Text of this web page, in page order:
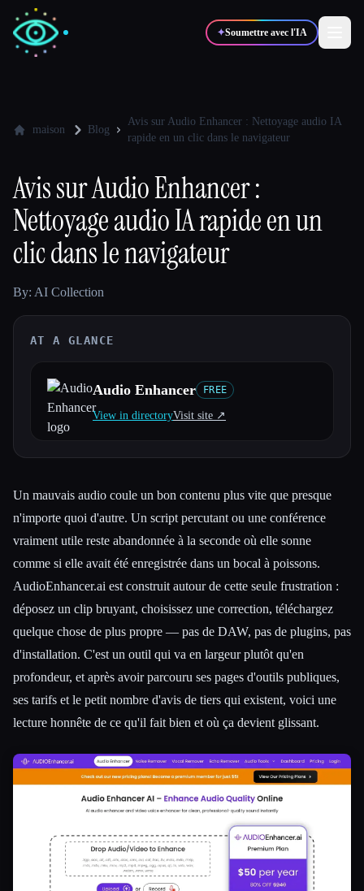
✦Soumettre avec l'IA
🎨Designers
💻 Développeurs
🎓Étudiants 🎬Créateurs
Blog
Toutes les catégories
À propos
maison Blog
Avis sur Audio Enhancer : Nettoyage audio IA
rapide en un clic dans le navigateur
Avis sur Audio Enhancer :
Nettoyage audio IA rapide en un
clic dans le navigateur
By: AI Collection
AT A GLANCE
Audio Enhancer FREE
View in directoryVisit site ↗︎
Un mauvais audio coule un bon contenu plus vite que presque
n'importe quoi d'autre. Un script percutant ou une conférence
vraiment utile reste abandonnée à la seconde où elle sonne
comme si elle avait été enregistrée dans un bocal à poissons.
AudioEnhancer.ai est construit autour de cette seule frustration :
déposez un clip bruyant, choisissez une correction, téléchargez
quelque chose de plus propre — pas de DAW, pas de plugins, pas
d'installation. C'est un outil qui va en largeur plutôt qu'en
profondeur, et après avoir parcouru ses pages d'outils publiques,
ses tarifs et le petit nombre d'avis de tiers qui existent, voici une
lecture honnête de ce qu'il fait bien et où ça devient glissant.